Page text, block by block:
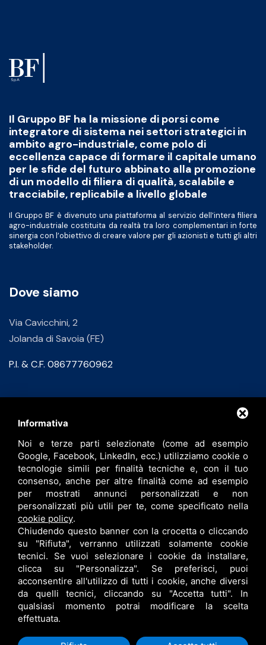
Il Gruppo BF ha la missione di porsi come
integratore di sistema nei settori strategici in
ambito agro-industriale, come polo di
eccellenza capace di formare il capitale umano
per le sfide del futuro abbinato alla promozione
di un modello di filiera di qualità, scalabile e
tracciabile, replicabile a livello globale
Il Gruppo BF è divenuto una piattaforma al servizio dell’intera filiera
agro-industriale costituita da realtà tra loro complementari in forte
sinergia con l’obiettivo di creare valore per gli azionisti e tutti gli altri
stakeholder.
Dove siamo
Via Cavicchini, 2
Jolanda di Savoia (FE)
P.I. & C.F. 08677760962
info@bfspa.it
+39 0532 836102
Lavora con noi
B.F. S.P.A. © •PRIVACY•CONTITOLARITÀ•
RESPONSABILE DEL TRATTAMENTO
• SITEMAP• QUESTO SITO È PROTETTO DA GOOGLE RECAPTCHA V3,
PRIVACY POLICYETERMS OF SERVICEDI GOOGLE.
Informativa
Noi e terze parti selezionate (come ad esempio
Google, Facebook, LinkedIn, ecc.) utilizziamo cookie o
tecnologie simili per finalità tecniche e, con il tuo
consenso, anche per altre finalità come ad esempio
per mostrati annunci personalizzati e non
personalizzati più utili per te, come specificato nella
cookie policy.
Chiudendo questo banner con la crocetta o cliccando
su "Rifiuta", verranno utilizzati solamente cookie
tecnici. Se vuoi selezionare i cookie da installare,
clicca su "Personalizza". Se preferisci, puoi
acconsentire all'utilizzo di tutti i cookie, anche diversi
da quelli tecnici, cliccando su "Accetta tutti". In
qualsiasi momento potrai modificare la scelta
effettuata.